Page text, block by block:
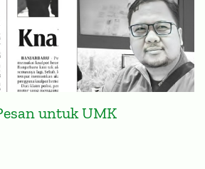
untuk UMK